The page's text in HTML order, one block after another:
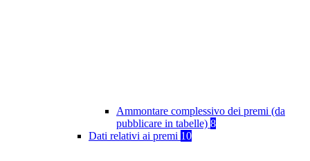
Ammontare complessivo dei premi (da
pubblicare in tabelle) 8
Dati relativi ai premi 10